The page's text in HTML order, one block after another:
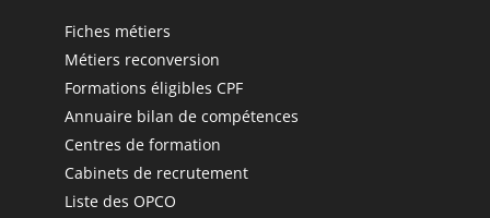
Fiches métiers
Métiers reconversion
Formations éligibles CPF
Annuaire bilan de compétences
Centres de formation
Cabinets de recrutement
Liste des OPCO